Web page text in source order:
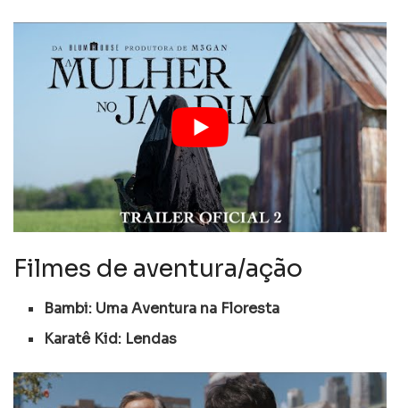
Filmes de aventura/ação
Bambi: Uma Aventura na Floresta
Karatê Kid: Lendas